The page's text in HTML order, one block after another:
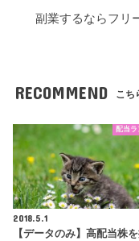
副業するならフリ
RECOMMEND こち
配当
2018.5.1
【データのみ】高配当株